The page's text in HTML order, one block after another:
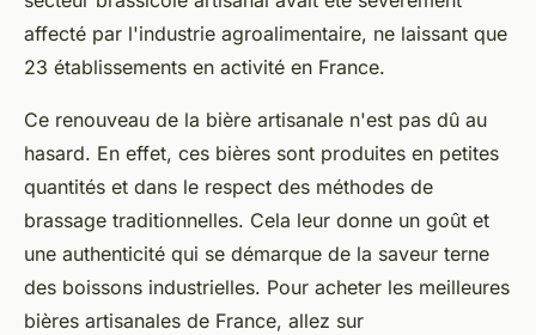
affecté par l'industrie agroalimentaire, ne laissant que
23 établissements en activité en France.
Ce renouveau de la bière artisanale n'est pas dû au
hasard. En effet, ces bières sont produites en petites
quantités et dans le respect des méthodes de
brassage traditionnelles. Cela leur donne un goût et
une authenticité qui se démarque de la saveur terne
des boissons industrielles. Pour acheter les meilleures
bières artisanales de France, allez sur